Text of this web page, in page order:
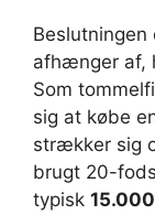
afhænger af,
Som
sig at købe
strækker sig
brugt 20-
typisk